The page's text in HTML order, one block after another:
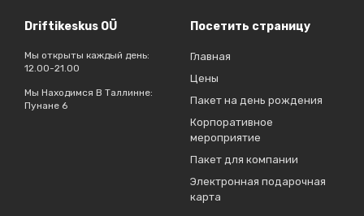
Driftikeskus OÜ
Мы открыты каждый день:
12.00-21.00
Мы Находимся В Таллинне:
Пунане 6
Посетить страницу
Главная
Цены
Пакет на день рождения
Корпоративное
мероприятие
Пакет для компании
Электронная подарочная
карта